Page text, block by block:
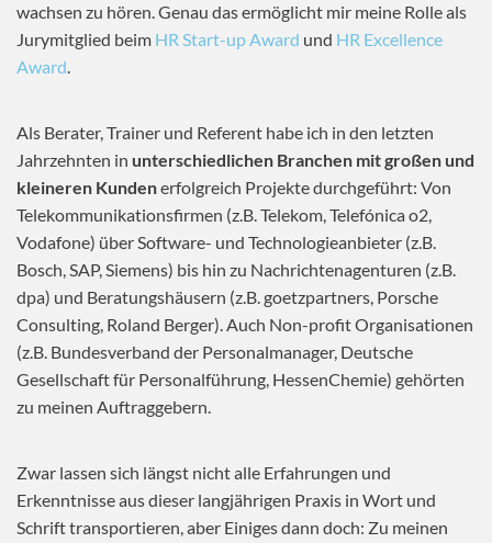
wachsen zu hören. Genau das ermöglicht mir meine Rolle als
Jurymitglied beim HR Start-up Award und HR Excellence
Award.
Als Berater, Trainer und Referent habe ich in den letzten
Jahrzehnten in unterschiedlichen Branchen mit großen und
kleineren Kundenerfolgreich Projekte durchgeführt: Von
Telekommunikationsfirmen (z.B. Telekom, Telefónica o2,
Vodafone) über Software- und Technologieanbieter (z.B.
Bosch, SAP, Siemens) bis hin zu Nachrichtenagenturen (z.B.
dpa) und Beratungshäusern (z.B. goetzpartners, Porsche
Consulting, Roland Berger). Auch Non-profit Organisationen
(z.B. Bundesverband der Personalmanager, Deutsche
Gesellschaft für Personalführung, HessenChemie) gehörten
zu meinen Auftraggebern.
Zwar lassen sich längst nicht alle Erfahrungen und
Erkenntnisse aus dieser langjährigen Praxis in Wort und
Schrift transportieren, aber Einiges dann doch: Zu meinen